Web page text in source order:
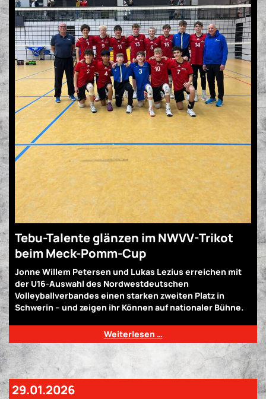
Tebu-Talente glänzen im NWVV-Trikot
beim Meck-Pomm-Cup
Jonne Willem Petersen und Lukas Lezius erreichen mit
der U16-Auswahl des Nordwestdeutschen
Volleyballverbandes einen starken zweiten Platz in
Schwerin – und zeigen ihr Können auf nationaler Bühne.
Weiterlesen …
29.01.2026